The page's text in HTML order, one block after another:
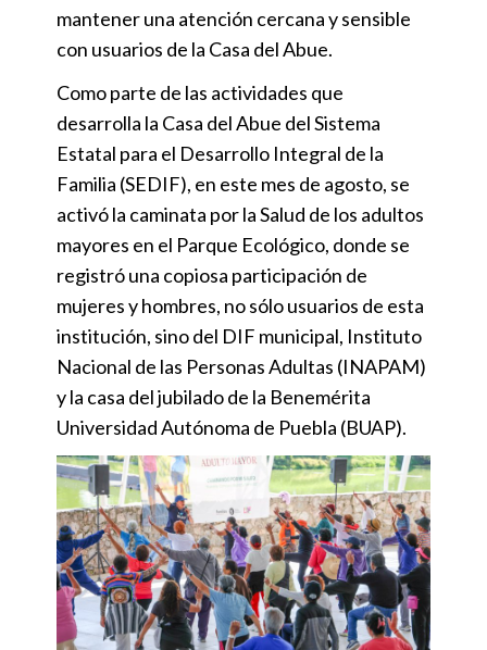
mantener una atención cercana y sensible
con usuarios de la Casa del Abue.
Como parte de las actividades que
desarrolla la Casa del Abue del Sistema
Estatal para el Desarrollo Integral de la
Familia (SEDIF), en este mes de agosto, se
activó la caminata por la Salud de los adultos
mayores en el Parque Ecológico, donde se
registró una copiosa participación de
mujeres y hombres, no sólo usuarios de esta
institución, sino del DIF municipal, Instituto
Nacional de las Personas Adultas (INAPAM)
y la casa del jubilado de la Benemérita
Universidad Autónoma de Puebla (BUAP).